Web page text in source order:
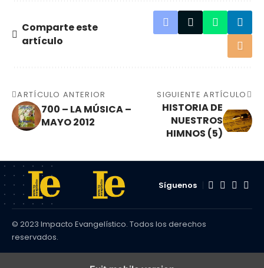
Comparte este
artículo
ARTÍCULO ANTERIOR
700 – LA MÚSICA –
MAYO 2012
SIGUIENTE ARTÍCULO
HISTORIA DE
NUESTROS
HIMNOS (5)
Síguenos
© 2023 Impacto Evangelístico. Todos los derechos
reservados.